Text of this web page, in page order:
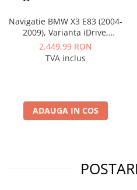
Navigatie BMW X3 E83 (2004-
2009), Varianta iDrive,
Android 13, BM-Octacore /
4GB RAM + 64GB ROM, 12.3"
2.449,99 RON
TVA inclus
ADAUGA IN COS